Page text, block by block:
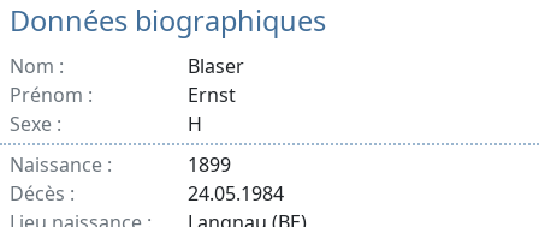
Données biographiques
Nom :
Blaser
Prénom :
Ernst
Sexe :
H
Naissance :
1899
Décès :
24.05.1984